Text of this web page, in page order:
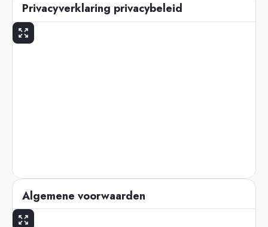
Privacyverklaring privacybeleid
Algemene voorwaarden